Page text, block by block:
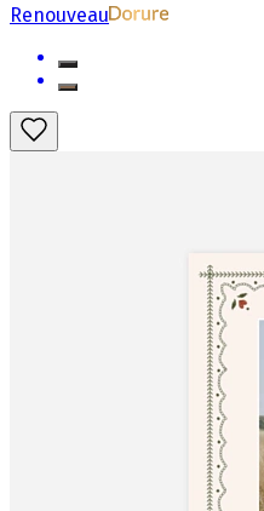
Renouveau